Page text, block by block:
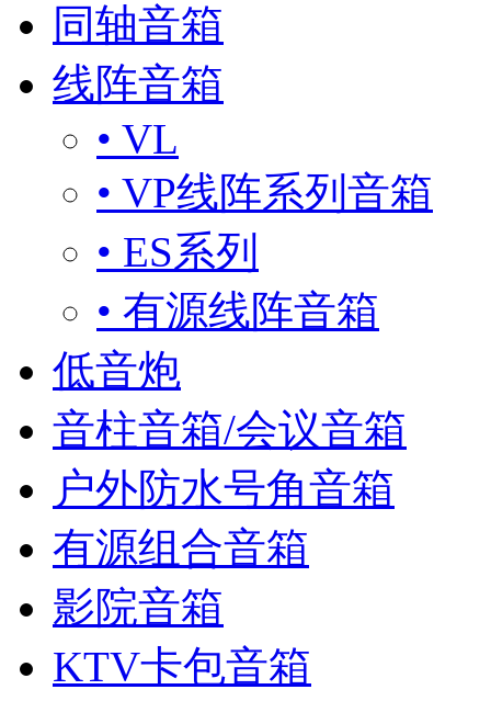
同轴音箱
线阵音箱
• VL
• VP线阵系列音箱
• ES系列
• 有源线阵音箱
低音炮
音柱音箱/会议音箱
户外防水号角音箱
有源组合音箱
影院音箱
KTV卡包音箱